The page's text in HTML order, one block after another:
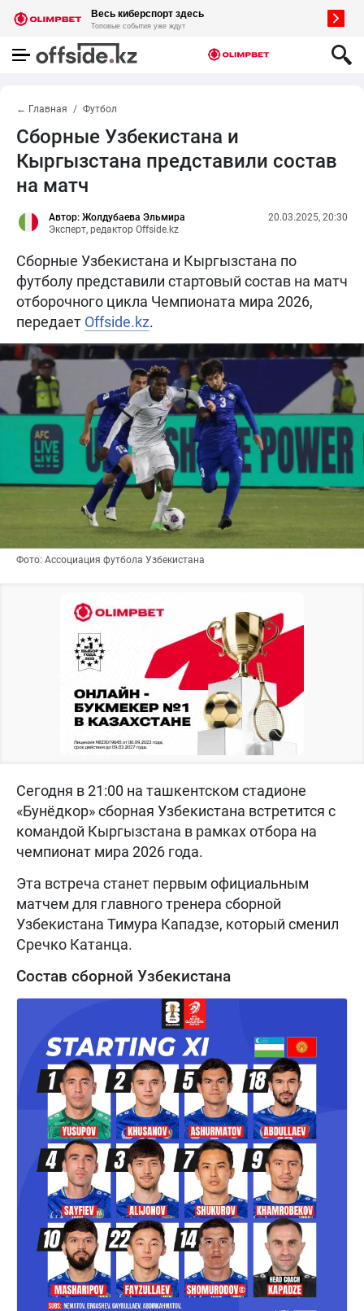
← Главная Футбол
Сборные Узбекистана и
Кыргызстана представили состав
на матч
Автор: Жолдубаева Эльмира
Эксперт, редактор Offside.kz
20.03.2025, 20:30
Сборные Узбекистана и Кыргызстана по
футболу представили стартовый состав на матч
отборочного цикла Чемпионата мира 2026,
передает Offside.kz.
Фото: Ассоциация футбола Узбекистана
Сегодня в 21:00 на ташкентском стадионе
«Бунёдкор» сборная Узбекистана встретится с
командой Кыргызстана в рамках отбора на
чемпионат мира 2026 года.
Эта встреча станет первым официальным
матчем для главного тренера сборной
Узбекистана Тимура Кападзе, который сменил
Сречко Катанца.
Состав сборной Узбекистана